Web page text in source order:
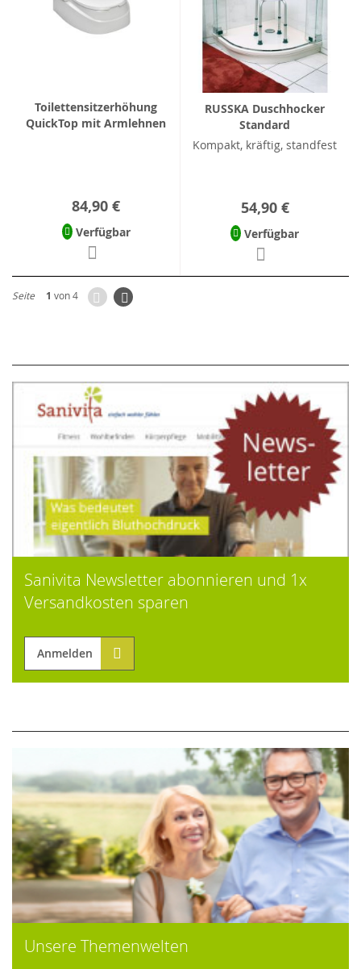
Toilettensitzerhöhung
QuickTop mit Armlehnen
84,90 €
Verfügbar
RUSSKA Duschhocker
Standard
Kompakt, kräftig, standfest
54,90 €
Verfügbar
Seite 1 von 4 ZurückSeite
Weiter
Sanivita Newsletter abonnieren und 1x
Versandkosten sparen
Anmelden
Unsere Themenwelten